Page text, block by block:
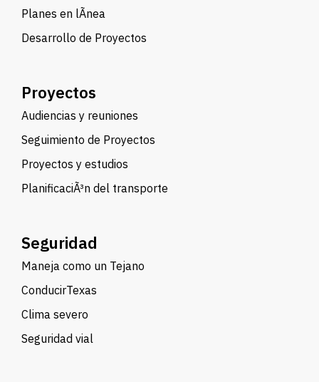
Planes en lÃ­nea
Desarrollo de Proyectos
Proyectos
Audiencias y reuniones
Seguimiento de Proyectos
Proyectos y estudios
PlanificaciÃ³n del transporte
Seguridad
Maneja como un Tejano
ConducirTexas
Clima severo
Seguridad vial